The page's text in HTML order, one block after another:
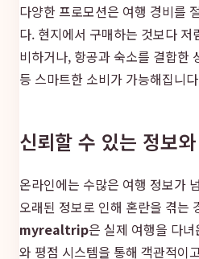
다양한 프로모션은 여행 경비를
다. 현지에서 구매하는 것보다
비하거나, 항공과 숙소를 결합한
등 스마트한 소비가 가능해집니
신뢰할 수 있는 정보
온라인에는 수많은 여행 정보가
오래된 정보로 인해 혼란을 겪는
myrealtrip은 실제 여행을 다
와 평점 시스템을 통해 객관적이